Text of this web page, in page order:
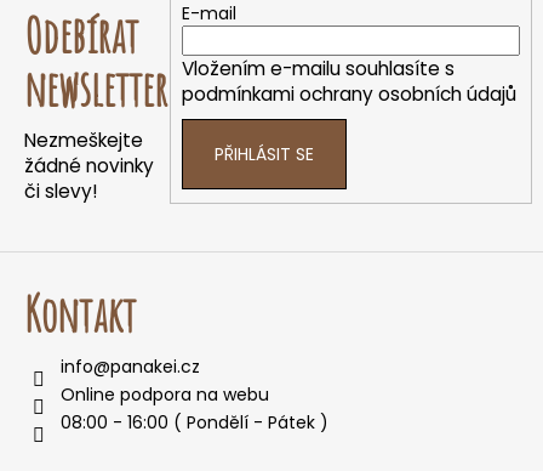
Odebírat
newsletter
Nezmeškejte
žádné novinky
či slevy!
E-mail
Vložením e-mailu souhlasíte s
podmínkami ochrany osobních údajů
PŘIHLÁSIT SE
Kontakt
info@panakei.cz
Online podpora na webu
08:00 - 16:00 ( Pondělí - Pátek )